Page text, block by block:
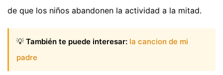
de que los niños abandonen la actividad a la mitad.
💡 También te puede interesar: la cancion de mi
padre